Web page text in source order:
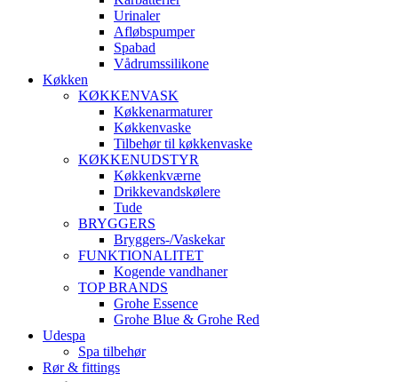
Urinaler
Afløbspumper
Spabad
Vådrumssilikone
Køkken
KØKKENVASK
Køkkenarmaturer
Køkkenvaske
Tilbehør til køkkenvaske
KØKKENUDSTYR
Køkkenkværne
Drikkevandskølere
Tude
BRYGGERS
Bryggers-/Vaskekar
FUNKTIONALITET
Kogende vandhaner
TOP BRANDS
Grohe Essence
Grohe Blue & Grohe Red
Udespa
Spa tilbehør
Rør & fittings